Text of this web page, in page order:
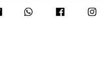
בזמן זה.